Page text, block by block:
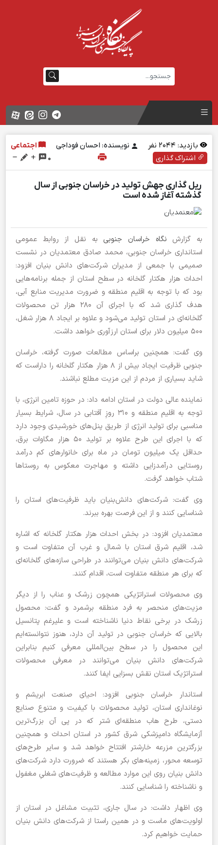
بازدید: نفر نویسنده: احسان فوداجی
اجتماعی
اشتراک گذاری
0
ریل گذاری جهش تولید در خراسان جنوبی از سال
گذشته آغاز شده است
به گزارش نگاه خراسان جنوبی به نقل از روابط عمومی
استانداری خراسان جنوبی، محمد صادق معتمدیان در نشست
صمیمی با جمعی از مدیران شرکت‌های دانش بنیان افزود:
احداث هزار هکتار گلخانه در سطح استان از جمله برنامه‌هایی
بود که با توجه به اقلیم منطقه و ضرورت مدیریت منابع آبی،
هدف گذاری شد که با اجرای آن ۲۸۰ هزار تن محصولات
گلخانه‌ای در استان تولید می‌شود و علاوه بر ایجاد ۸ هزار شغل،
۵۰۰ میلیون دلار برای استان ارزآوری خواهد داشت.
وی گفت: همچنین براساس مطالعات صورت گرفته، خراسان
جنوبی ظرفیت ایجاد بیش از ۸ هزار هکتار گلخانه را داراست که
شاید بسیاری از مردم از این مزیت مطلع نباشند.
نماینده عالی دولت در استان ادامه داد: در حوزه تامین انرژی، با
توجه به اقلیم منطقه و ۳۱۰ روزِ آفتابی در سال، شرایط بسیار
مناسبی برای تولید انرژی از طریق پنل‌های خورشیدی وجود دارد
که با اجرای این طرح علاوه بر تولید ۵۰ هزار مگاوات برق،
حداقل یک میلیون تومان در ماه برای خانوارهای کم درآمد
روستایی درآمدزایی داشته و مهاجرت معکوس به روستاها
شتاب خواهد گرفت.
وی گفت: شرکت‌های دانش‌بنیان باید ظرفیت‌های استان را
شناسایی کنند و از این فرصت بهره ببرند.
معتمدیان افزود: در بخش احداث هزار هکتار گلخانه که اشاره
شد، اقلیم شرق استان با شمال و غرب آن متفاوت است و
شرکت‌های دانش بنیان می‌توانند در طراحی سازه‌های گلخانه‌ای
که برای هر منطقه متفاوت است، اقدام کنند.
وی محصولات استراتژیکی همچون زرشک و عناب را از دیگر
مزیت‌های منحصر به فرد منطقه برشمرد و گفت: محصول
زرشک در برخی نقاط دنیا ناشناخته است و علیرغم پتانسیل
بالایی که خراسان جنوبی در تولید آن دارد، هنوز نتوانسته‌ایم
این محصول را در سطح بین‌المللی معرفی کنیم بنابراین
شرکت‌های دانش بنیان می‌توانند در معرفی محصولات
استراتژیک استان نقش بسزایی ایفا کنند.
استاندار خراسان جنوبی افزود: احیای صنعت ابریشم و
نوغانداری استان، تولید محصولات با کیفیت و متنوع صنایع
دستی، طرح‌ هاب منطقه‌ای شتر که در پی آن بزرگ‌ترین
آزمایشگاه دامپزشکی شرق کشور در استان احداث و همچنین
بزرگترین مزرعه خارشتر افتتاح خواهد شد و سایر طرح‌های
توسعه محور، زمینه‌های بکر هستند که ضرورت دارد شرکت‌های
دانش بنیان روی این موارد مطالعه و ظرفیت‌های شغلیِ مغفول
و ناشناخته را شناسایی کنند.
وی اظهار داشت: در سال جاری، تثبیت مشاغل در استان از
اولویت‌های ماست و در همین راستا از شرکت‌های دانش بنیان
حمایت خواهیم کرد.